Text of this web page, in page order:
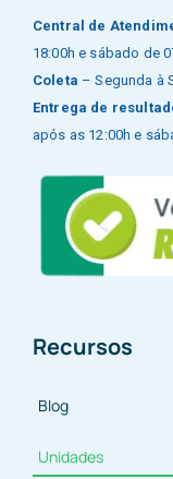
Central de
18:00h e sábado de
Coleta – Segunda à
Entrega de
após as 12:00h e
Recursos
Blog
Unidades